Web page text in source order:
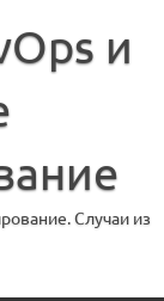
и
Случаи из